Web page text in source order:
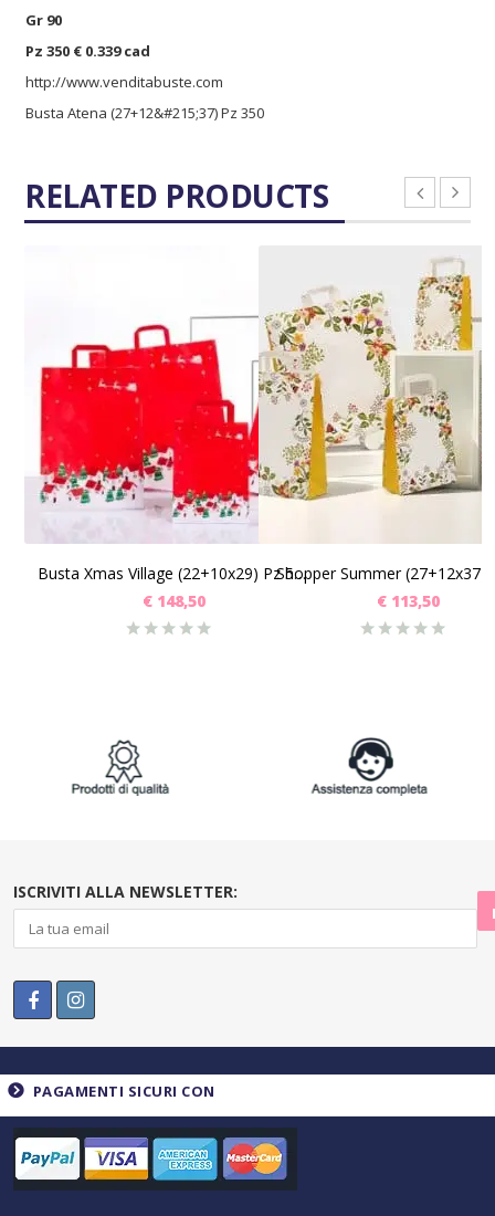
Gr 90
Pz 350 € 0.339 cad
http://www.venditabuste.com
Busta Atena (27+12&#215;37) Pz 350
RELATED PRODUCTS
SCEGLI
Busta Xmas Village (22+10x29) Pz 500
€148,50
SCEGLI
Shopper Summer (27+12x37)
€113,50
ISCRIVITI ALLA NEWSLETTER:
PAGAMENTI SICURI CON